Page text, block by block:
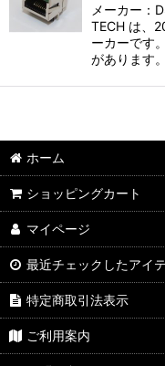
メーカー：
TECH は、
ーカーです
があります
ホーム
ショッピングカート
マイページ
最近チェックしたアイ
特定商取引法表示
ご利用案内